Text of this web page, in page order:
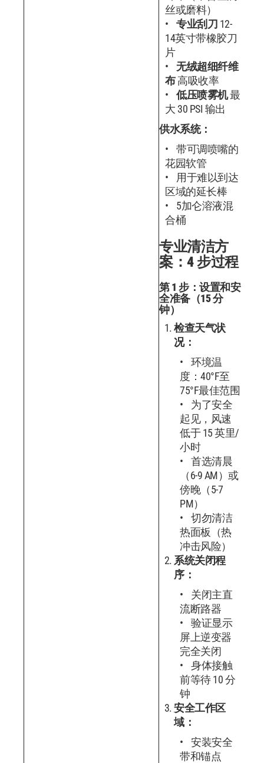
丝或磨料）
专业刮刀 12-
14英寸带橡胶刀
片
无绒超细纤维
布高吸收率
低压喷雾机最
大 30 PSI 输出
供水系统：
带可调喷嘴的
花园软管
用于难以到达
区域的延长棒
5加仑溶液混
合桶
专业清洁方
案：4 步过程
第 1 步：设置和安
全准备（15 分
钟）
检查天气状
况：
环境温
度：40°F至
75°F最佳范围
为了安全
起见，风速
低于 15 英里/
小时
首选清晨
（6-9 AM）或
傍晚（5-7
PM）
切勿清洁
热面板（热
冲击风险）
系统关闭程
序：
关闭主直
流断路器
验证显示
屏上逆变器
完全关闭
身体接触
前等待 10 分
钟
安全工作区
域：
安装安全
带和锚点